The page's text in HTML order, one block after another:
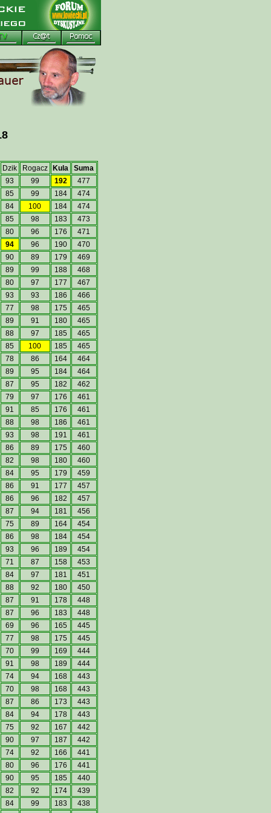
Dzik Rogacz Kula
Suma
93
99 192
477
85
99 184
474
84
100 184
474
85
98 183
473
80
96 176
471
94
96 190
470
90
89 179
469
89
99 188
468
80
97 177
467
93
93 186
466
77
98 175
465
89
91 180
465
88
97 185
465
85
100 185
465
78
86 164
464
89
95 184
464
87
95 182
462
79
97 176
461
91
85 176
461
88
98 186
461
93
98 191
461
86
89 175
460
82
98 180
460
84
95 179
459
86
91 177
457
86
96 182
457
87
94 181
456
75
89 164
454
86
98 184
454
93
96 189
454
71
87 158
453
84
97 181
451
88
92 180
450
87
91 178
448
87
96 183
448
69
96 165
445
77
98 175
445
70
99 169
444
91
98 189
444
74
94 168
443
70
98 168
443
87
86 173
443
84
94 178
443
75
92 167
442
90
97 187
442
74
92 166
441
80
96 176
441
90
95 185
440
82
92 174
439
84
99 183
438